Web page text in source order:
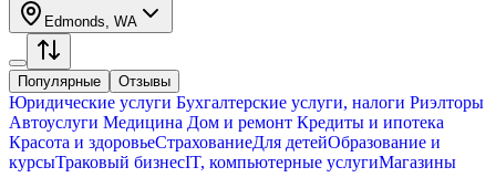
Edmonds, WA
Популярные Отзывы
Юридические услуги Бухгалтерские услуги, налоги Риэлторы
Автоуслуги Медицина Дом и ремонт Кредиты и ипотека
Красота и здоровьеСтрахованиеДля детейОбразование и
курсыТраковый бизнесIT, компьютерные услугиМагазины